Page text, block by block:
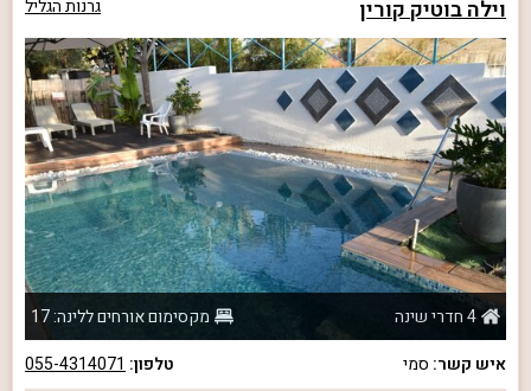
וילה בוטיק קורין גרנות הגליל
4 חדרי שינה
מקסימום אורחים ללינה: 17
איש קשר: סמי טלפון: 055-4314071